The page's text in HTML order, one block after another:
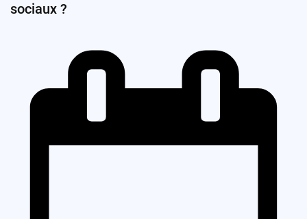
sociaux ?